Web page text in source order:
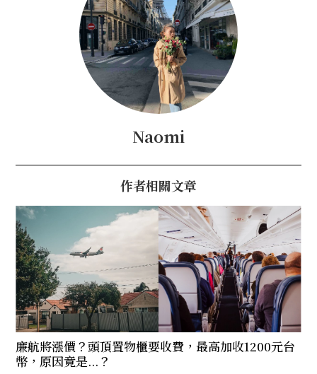
Naomi
作者相關文章
廉航將漲價？頭頂置物櫃要收費，最高加收1200元台
幣，原因竟是...？